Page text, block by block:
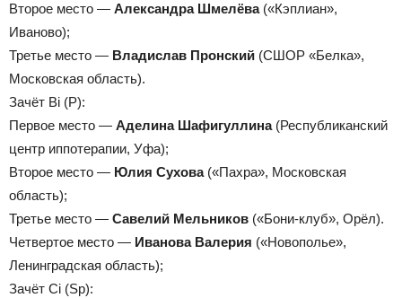
Второе место — Александра Шмелёва(«Кэплиан»,
Иваново);
Третье место — Владислав Пронский (СШОР «Белка»,
Московская область).
Зачёт Bi (P):
Первое место — Аделина Шафигуллина(Республиканский
центр иппотерапии, Уфа);
Второе место — Юлия Сухова(«Пахра», Московская
область);
Третье место — Савелий Мельников («Бони-клуб», Орёл).
Четвертое место — Иванова Валерия («Новополье»,
Ленинградская область);
Зачёт Сi (Sp):